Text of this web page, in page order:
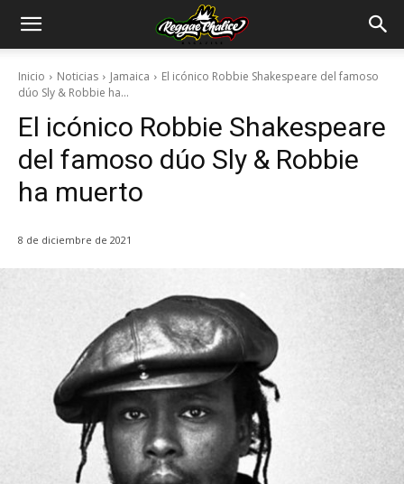
Inicio Noticias Jamaica
El icónico Robbie Shakespeare del famoso
dúo Sly & Robbie ha...
El icónico Robbie Shakespeare
del famoso dúo Sly & Robbie
ha muerto
8 de diciembre de 2021